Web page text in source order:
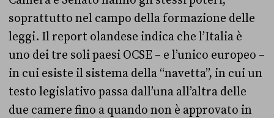
soprattutto nel campo della formazione delle
leggi. Il report olandese indica che l’Italia è
uno dei tre soli paesi OCSE – e l’unico europeo –
in cui esiste il sistema della “navetta”, in cui un
testo legislativo passa dall’una all’altra delle
due camere fino a quando non è approvato in